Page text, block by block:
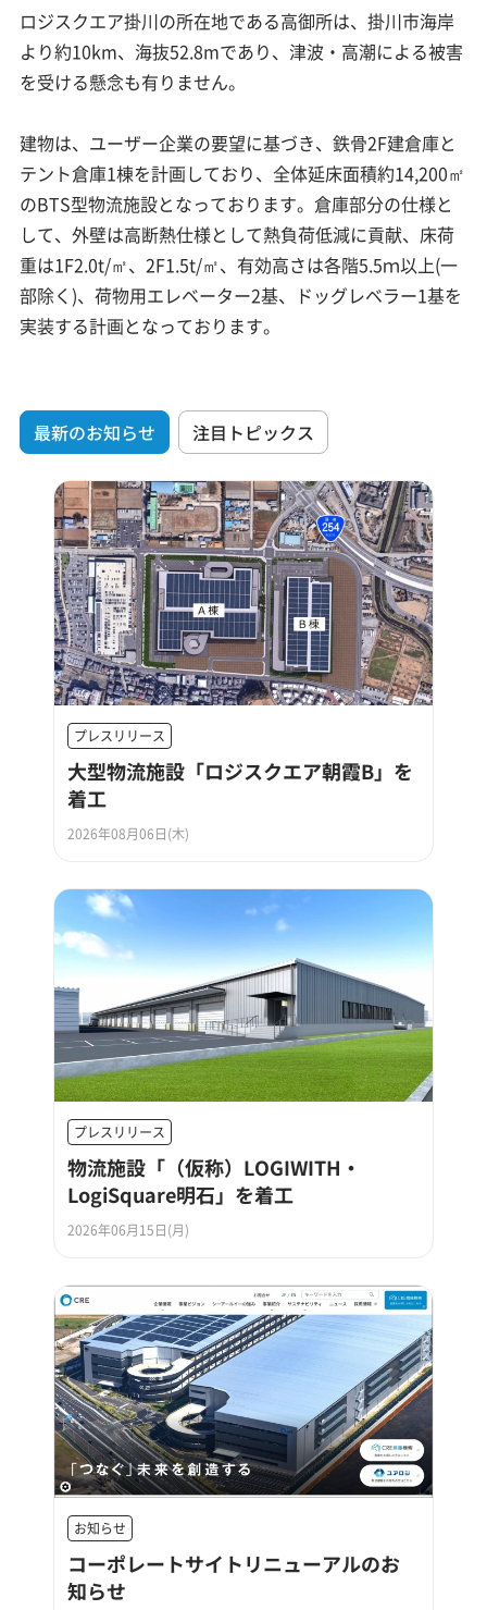
ロジスクエア掛川の所在地である高御所は、掛川市海岸
より約10km、海抜52.8mであり、津波・高潮による被害
を受ける懸念も有りません。
建物は、ユーザー企業の要望に基づき、鉄骨2F建倉庫と
テント倉庫1棟を計画しており、全体延床面積約14,200㎡
のBTS型物流施設となっております。倉庫部分の仕様と
して、外壁は高断熱仕様として熱負荷低減に貢献、床荷
重は1F2.0t/㎡、2F1.5t/㎡、有効高さは各階5.5ｍ以上(一
部除く)、荷物用エレベーター2基、ドッグレベラー1基を
実装する計画となっております。
最新のお知らせ 注目トピックス
プレスリリース
大型物流施設「ロジスクエア朝霞B」を
着工
2026年08月06日(木)
プレスリリース
物流施設「（仮称）LOGIWITH・
LogiSquare明石」を着工
2026年06月15日(月)
お知らせ
コーポレートサイトリニューアルのお
知らせ